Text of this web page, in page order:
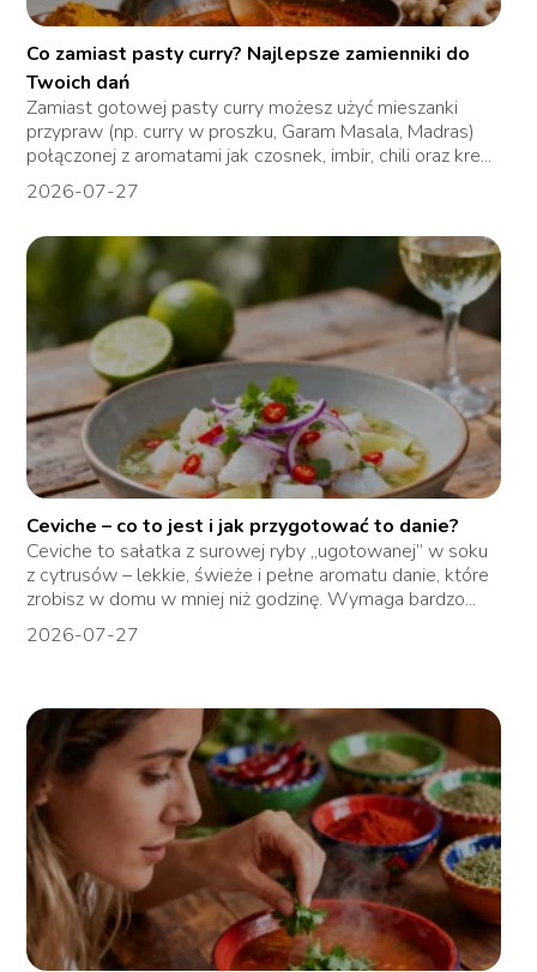
Co zamiast pasty curry? Najlepsze zamienniki do
Twoich dań
Zamiast gotowej pasty curry możesz użyć mieszanki
przypraw (np. curry w proszku, Garam Masala, Madras)
połączonej z aromatami jak czosnek, imbir, chili oraz kre...
2026-07-27
Ceviche – co to jest i jak przygotować to danie?
Ceviche to sałatka z surowej ryby „ugotowanej” w soku
z cytrusów – lekkie, świeże i pełne aromatu danie, które
zrobisz w domu w mniej niż godzinę. Wymaga bardzo...
2026-07-27